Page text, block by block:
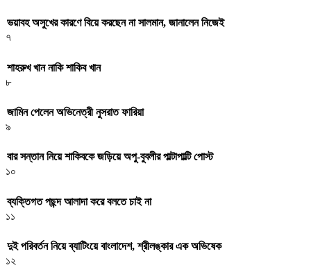
ভয়াবহ অসুখের কারণে বিয়ে করছেন না সালমান, জানালেন নিজেই
৭
শাহরুখ খান নাকি শাকিব খান
৮
জামিন পেলেন অভিনেত্রী নুসরাত ফারিয়া
৯
বার সন্তান নিয়ে শাকিবকে জড়িয়ে অপু-বুবলীর পাল্টাপাল্টি পোস্ট
১০
ব্যক্তিগত পছন্দ আলাদা করে বলতে চাই না
১১
দুই পরিবর্তন নিয়ে ব্যাটিংয়ে বাংলাদেশ, শ্রীলঙ্কার এক অভিষেক
১২